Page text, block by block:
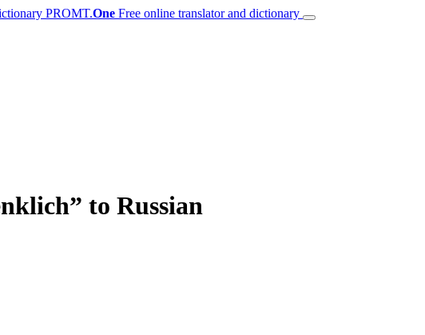
PROMT.One Free online translator and dictionary
to Russian